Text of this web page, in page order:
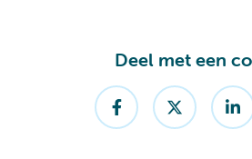
Deel met een